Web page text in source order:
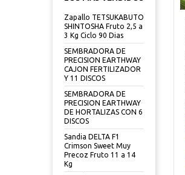
Zapallo TETSUKABUTO
SHINTOSHA Fruto 2,5 a
3 Kg Ciclo 90 Dias
SEMBRADORA DE
PRECISION EARTHWAY
CAJON FERTILIZADOR
Y 11 DISCOS
SEMBRADORA DE
PRECISION EARTHWAY
DE HORTALIZAS CON 6
DISCOS
Sandia DELTA F1
Crimson Sweet Muy
Precoz Fruto 11 a 14
Kg